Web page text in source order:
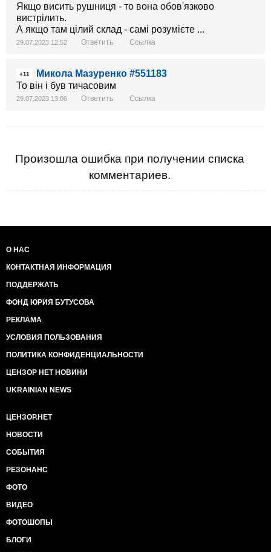
Якщо висить рушниця - то вона обов'язково
вистрілить.
А якщо там цілий склад - самі розумієте ...
29.07.2023 12:52 Ответить Ссылка
+11
Микола Мазуренко #551183
То він і був тичасовим
29.07.2023 13:06 Ответить Ссылка
Произошла ошибка при получении списка
комментариев.
О НАС
КОНТАКТНАЯ ИНФОРМАЦИЯ
ПОДДЕРЖАТЬ
ФОНД ЮРИЯ БУТУСОВА
РЕКЛАМА
УСЛОВИЯ ПОЛЬЗОВАНИЯ
ПОЛИТИКА КОНФИДЕНЦИАЛЬНОСТИ
ЦЕНЗОР НЕТ НОВИНИ
UKRAINIAN NEWS
ЦЕНЗОР.НЕТ
НОВОСТИ
СОБЫТИЯ
РЕЗОНАНС
ФОТО
ВИДЕО
ФОТОШОПЫ
БЛОГИ